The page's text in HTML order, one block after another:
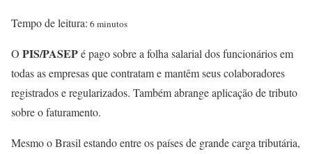
Tempo de leitura: 6 minutos
O PIS/PASEPé pago sobre a folha salarial dos funcionários em
todas as empresas que contratam e mantêm seus colaboradores
registrados e regularizados. Também abrange aplicação de tributo
sobre o faturamento.
Mesmo o Brasil estando entre os países de grande carga tributária,